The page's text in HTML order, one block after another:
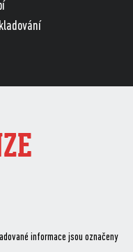
informace jsou označeny